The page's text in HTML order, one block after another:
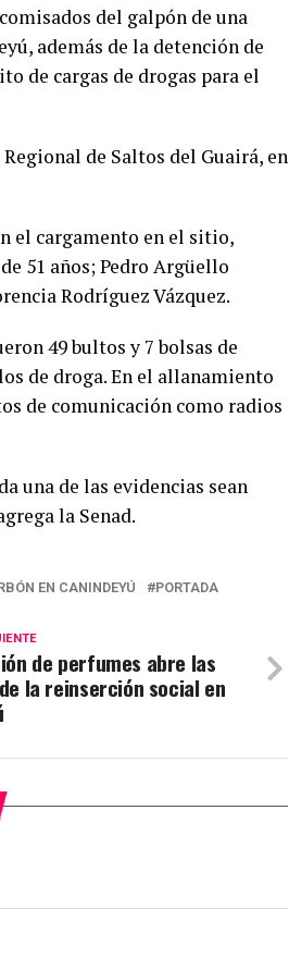
del galpón de una
además de la detención de
de cargas de drogas para el
de Saltos del Guairá, en
el cargamento en el sitio,
51 años; Pedro Argüello
Rodríguez Vázquez.
49 bultos y 7 bolsas de
de droga. En el allanamiento
de comunicación como radios
una de las evidencias sean
la Senad.
EN CANINDEYÚ
PORTADA
de perfumes abre las
la reinserción social en